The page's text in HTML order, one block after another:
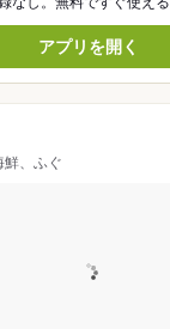
アプリを開く
鮮、ふぐ